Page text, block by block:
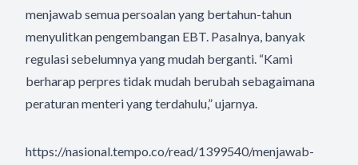
menjawab semua persoalan yang bertahun-tahun
menyulitkan pengembangan EBT. Pasalnya, banyak
regulasi sebelumnya yang mudah berganti. “Kami
berharap perpres tidak mudah berubah sebagaimana
peraturan menteri yang terdahulu,” ujarnya.
https://nasional.tempo.co/read/1399540/menjawab-